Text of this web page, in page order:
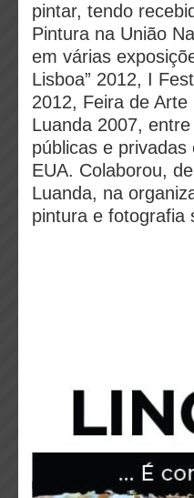
pintar, tendo
Pintura na União
em várias
Lisboa” 2012, I
2012, Feira de
Luanda 2007,
públicas e
EUA. Colaborou,
Luanda, na
pintura e fotografia